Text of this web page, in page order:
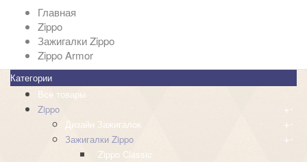
Главная
Zippo
Зажигалки Zippo
Zippo Armor
Категории
Все товары
Zippo
+-
Дизайн Зажигалок +-
Зажигалки Zippo +-
Zippo Classic